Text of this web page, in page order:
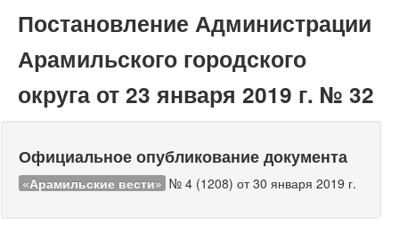
Постановление Администрации
Арамильского городского
округа от 23 января 2019 г. № 32
Официальное опубликование документа
«Арамильские вести» № 4 (1208) от 30 января 2019 г.